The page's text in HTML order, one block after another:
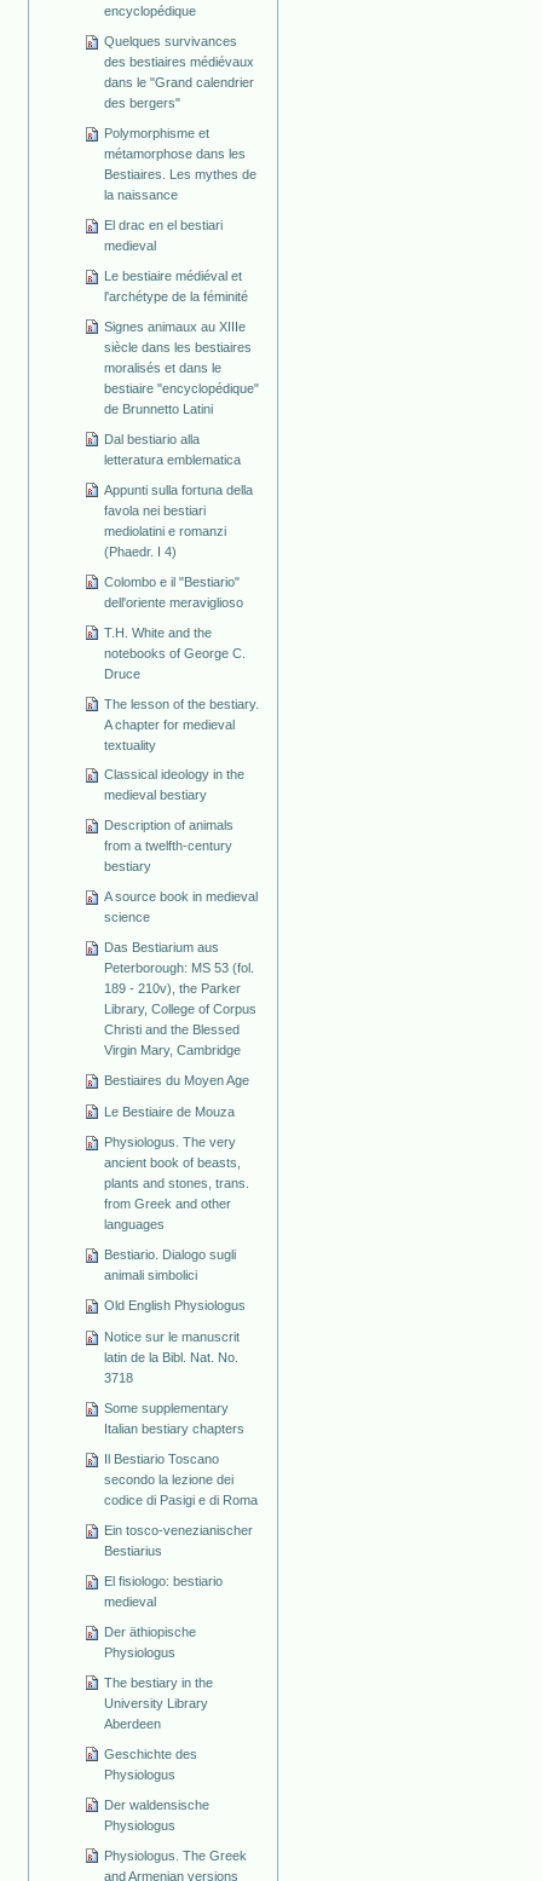
encyclopédique
Quelques survivances
des bestiaires médiévaux
dans le "Grand calendrier
des bergers"
Polymorphisme et
métamorphose dans les
Bestiaires. Les mythes de
la naissance
El drac en el bestiari
medieval
Le bestiaire médiéval et
l'archétype de la féminité
Signes animaux au XIIIe
siècle dans les bestiaires
moralisés et dans le
bestiaire "encyclopédique"
de Brunnetto Latini
Dal bestiario alla
letteratura emblematica
Appunti sulla fortuna della
favola nei bestiari
mediolatini e romanzi
(Phaedr. I 4)
Colombo e il "Bestiario"
dell'oriente meraviglioso
T.H. White and the
notebooks of George C.
Druce
The lesson of the bestiary.
A chapter for medieval
textuality
Classical ideology in the
medieval bestiary
Description of animals
from a twelfth-century
bestiary
A source book in medieval
science
Das Bestiarium aus
Peterborough: MS 53 (fol.
189 - 210v), the Parker
Library, College of Corpus
Christi and the Blessed
Virgin Mary, Cambridge
Bestiaires du Moyen Age
Le Bestiaire de Mouza
Physiologus. The very
ancient book of beasts,
plants and stones, trans.
from Greek and other
languages
Bestiario. Dialogo sugli
animali simbolici
Old English Physiologus
Notice sur le manuscrit
latin de la Bibl. Nat. No.
3718
Some supplementary
Italian bestiary chapters
Il Bestiario Toscano
secondo la lezione dei
codice di Pasigi e di Roma
Ein tosco-venezianischer
Bestiarius
El fisiologo: bestiario
medieval
Der äthiopische
Physiologus
The bestiary in the
University Library
Aberdeen
Geschichte des
Physiologus
Der waldensische
Physiologus
Physiologus. The Greek
and Armenian versions